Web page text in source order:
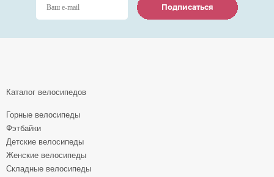
Подписаться
Подписаться
Подписаться
Каталог велосипедов
Горные велосипеды
Фэтбайки
Детские велосипеды
Женские велосипеды
Складные велосипеды